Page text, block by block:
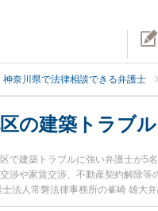
神奈川県で法律相談できる弁護士
の建築トラブ
で建築トラブルに強い弁護士が5
渉や家賃交渉、不動産契約解除
法人常磐法律事務所の峯崎 雄大
ぐに弁護士に相談したい』『建